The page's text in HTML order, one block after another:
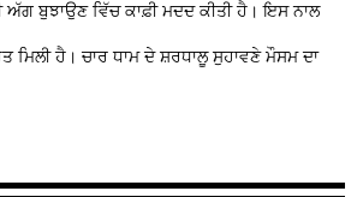
ਅੱਗ ਬੁਝਾਉਣ ਵਿੱਚ ਕਾਫ਼ੀ ਮਦਦ ਕੀਤੀ ਹੈ। ਇਸ ਨਾਲ
ਮਿਲੀ ਹੈ। ਚਾਰ ਧਾਮ ਦੇ ਸ਼ਰਧਾਲੂ ਸੁਹਾਵਣੇ ਮੌਸਮ ਦਾ